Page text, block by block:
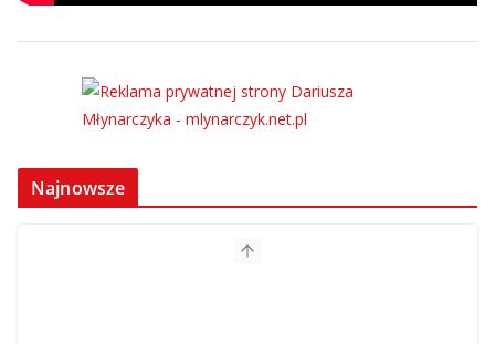
Najnowsze